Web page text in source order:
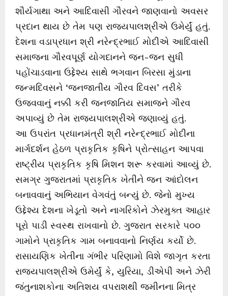
શૌર્યગાથા અને આદિવાસી ગૌરવને જાણવાનો અવસર
પ્રદાન થાય છે તેમ પણ રાજ્યપાલશ્રીએ ઉમેર્યું હતું.
દેશના વડાપ્રધાન શ્રી નરેન્દ્રભાઈ મોદીએ આદિવાસી
સમાજના ગૌરવપૂર્ણ યોગદાનને જન-જન સુધી
પહોંચાડવાના ઉદ્દેશ્ય સાથે ભગવાન બિરસા મુંડાના
જન્મદિવસને ‘જનજાતીય ગૌરવ દિવસ’ તરીકે
ઉજવવાનું નક્કી કરી જનજાતિય સમાજને ગૌરવ
અપાવ્યું છે તેમ રાજ્યપાલશ્રીએ જણાવ્યું હતું.
આ ઉપરાંત પ્રધાનમંત્રી શ્રી નરેન્દ્રભાઈ મોદીના
માર્ગદર્શન હેઠળ પ્રાકૃતિક કૃષિને પ્રોત્સાહન આપવા
રાષ્ટ્રીય પ્રાકૃતિક કૃષિ મિશન શરૂ કરવામાં આવ્યું છે.
સમગ્ર ગુજરાતમાં પ્રાકૃતિક ખેતીને જન આંદોલન
બનાવવાનું અભિયાન વેગવંતું બન્યું છે. જેનો મુખ્ય
ઉદ્દેશ્ય દેશના ખેડૂતો અને નાગરિકોને ઝેરમુક્ત આહાર
પૂરો પાડી સ્વસ્થ રાખવાનો છે. ગુજરાત સરકારે ૫૦૦
ગામોને પ્રાકૃતિક ગામ બનાવવાનો નિર્ણય કર્યો છે.
રાસાયણિક ખેતીના ગંભીર પરિણામો વિશે જાગૃત કરતા
રાજ્યપાલશ્રીએ ઉમેર્યું કે, યુરિયા, ડીએપી અને ઝેરી
જંતુનાશકોના અતિશય વપરાશથી જમીનના મિત્ર